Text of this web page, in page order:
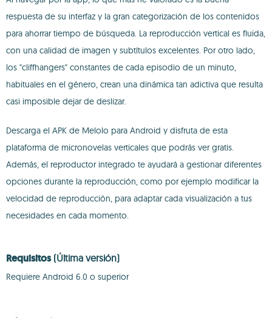
respuesta de su interfaz y la gran categorización de los contenidos
para ahorrar tiempo de búsqueda. La reproducción vertical es fluida,
con una calidad de imagen y subtítulos excelentes. Por otro lado,
los "cliffhangers" constantes de cada episodio de un minuto,
habituales en el género, crean una dinámica tan adictiva que resulta
casi imposible dejar de deslizar.
Descarga el APK de Melolo para Android y disfruta de esta
plataforma de micronovelas verticales que podrás ver gratis.
Además, el reproductor integrado te ayudará a gestionar diferentes
opciones durante la reproducción, como por ejemplo modificar la
velocidad de reproducción, para adaptar cada visualización a tus
necesidades en cada momento.
Requisitos (Última versión)
Requiere Android 6.0 o superior